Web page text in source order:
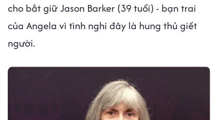
cho bắt giữ Jason Barker (39 tuổi) - bạn trai
của Angela vì tình nghi đây là hung thủ giết
người.